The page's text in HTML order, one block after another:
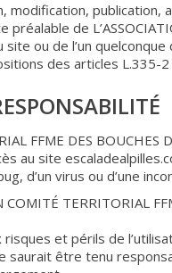
de
ou de l’un
des articles L.335-
FFME DES
au site
d’un virus ou d’une
COMITÉ TERRITORIAL
et périls de
saurait être tenu